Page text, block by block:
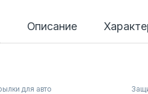
Описание
для авто